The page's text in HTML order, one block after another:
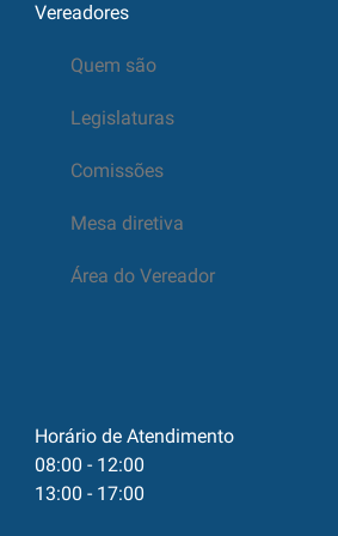
Vereadores
Quem são
Legislaturas
Comissões
Mesa diretiva
Área do Vereador
Horário de Atendimento
08:00 - 12:00
13:00 - 17:00